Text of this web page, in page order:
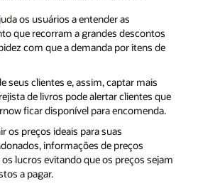
os usuários a entender as
que recorram a grandes descontos
com que a demanda por itens de
seus clientes e, assim, captar mais
de livros pode alertar clientes que
ficar disponível para encomenda.
os preços ideais para suas
informações de preços
lucros evitando que os preços sejam
a pagar.